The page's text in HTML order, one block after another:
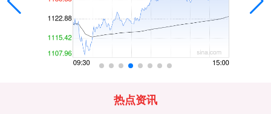
热点资讯